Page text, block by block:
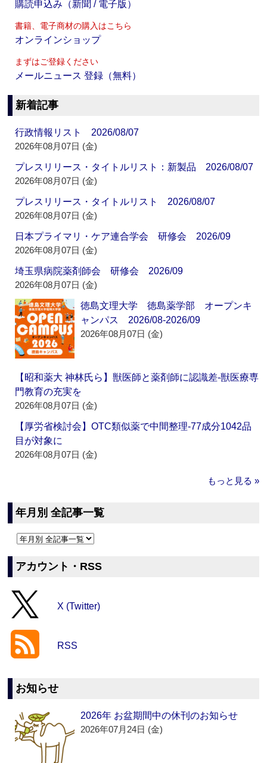
購読申込み（新聞 / 電子版）
書籍、電子商材の購入はこちら
オンラインショップ
まずはご登録ください
メールニュース 登録（無料）
新着記事
行政情報リスト 2026/08/07
2026年08月07日 (金)
プレスリリース・タイトルリスト：新製品 2026/08/07
2026年08月07日 (金)
プレスリリース・タイトルリスト 2026/08/07
2026年08月07日 (金)
日本プライマリ・ケア連合学会 研修会 2026/09
2026年08月07日 (金)
埼玉県病院薬剤師会 研修会 2026/09
2026年08月07日 (金)
徳島文理大学 徳島薬学部 オープンキ
ャンパス 2026/08-2026/09
2026年08月07日 (金)
【昭和薬大 神林氏ら】獣医師と薬剤師に認識差‐獣医療専
門教育の充実を
2026年08月07日 (金)
【厚労省検討会】OTC類似薬で中間整理‐77成分1042品
目が対象に
2026年08月07日 (金)
もっと見る »
年月別 全記事一覧
アカウント・RSS
X (Twitter)
RSS
お知らせ
2026年 お盆期間中の休刊のお知らせ
2026年07月24日 (金)